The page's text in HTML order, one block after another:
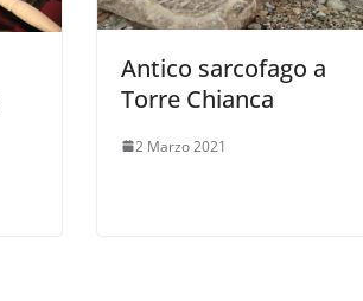
Antico sarcofago a
Torre Chianca
2 Marzo 2021